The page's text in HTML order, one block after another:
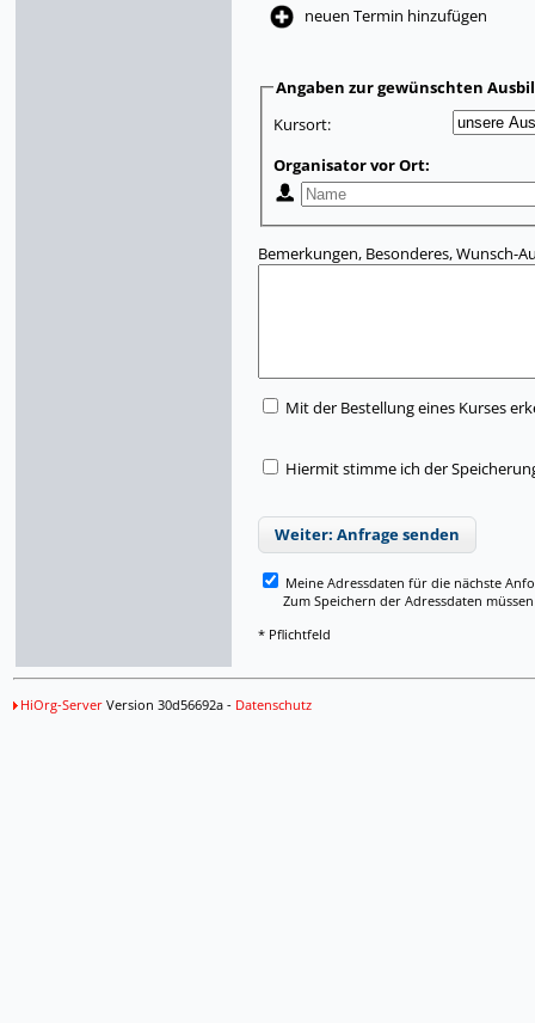
neuen Termin hinzufügen
Angaben zur gewünschten
Kursort:
Organisator vor Ort:
Bemerkungen, Besonderes, Wunsch-
Mit der Bestellung eines Kurses
Hiermit stimme ich der
Weiter: Anfrage senden
Meine Adressdaten für die nächste
Zum Speichern der Adressdaten müssen
* Pflichtfeld
HiOrg-ServerVersion 30d56692a - Datenschutz